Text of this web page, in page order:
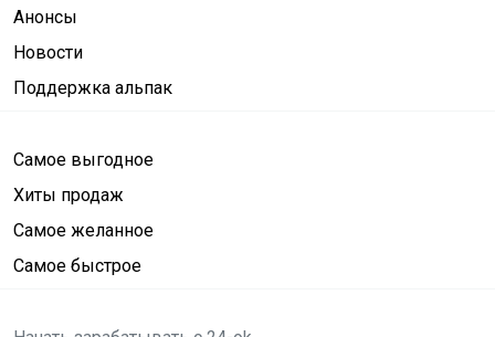
Анонсы
Новости
Поддержка альпак
Самое выгодное
Хиты продаж
Самое желанное
Самое быстрое